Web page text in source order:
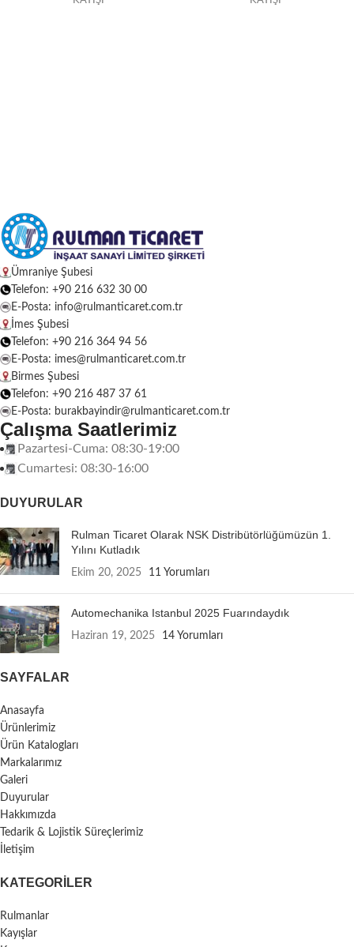
Ümraniye Şubesi
Telefon: +90 216 632 30 00
E-Posta: info@rulmanticaret.com.tr
İmes Şubesi
Telefon: +90 216 364 94 56
E-Posta: imes@rulmanticaret.com.tr
Birmes Şubesi
Telefon: +90 216 487 37 61
E-Posta: burakbayindir@rulmanticaret.com.tr
Çalışma Saatlerimiz
Pazartesi-Cuma: 08:30-19:00
Cumartesi: 08:30-16:00
DUYURULAR
Rulman Ticaret Olarak NSK Distribütörlüğümüzün 1.
Yılını Kutladık
Ekim 20, 2025 11 Yorumları
Automechanika Istanbul 2025 Fuarındaydık
Haziran 19, 2025 14 Yorumları
SAYFALAR
Anasayfa
Ürünlerimiz
Ürün Katalogları
Markalarımız
Galeri
Duyurular
Hakkımızda
Tedarik & Lojistik Süreçlerimiz
İletişim
KATEGORILER
Rulmanlar
Kayışlar